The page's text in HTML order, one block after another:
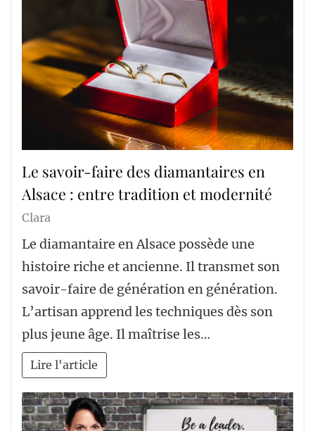
Le savoir-faire des diamantaires en
Alsace : entre tradition et modernité
Clara
Le diamantaire en Alsace possède une
histoire riche et ancienne. Il transmet son
savoir-faire de génération en génération.
L’artisan apprend les techniques dès son
plus jeune âge. Il maîtrise les…
Lire l'article